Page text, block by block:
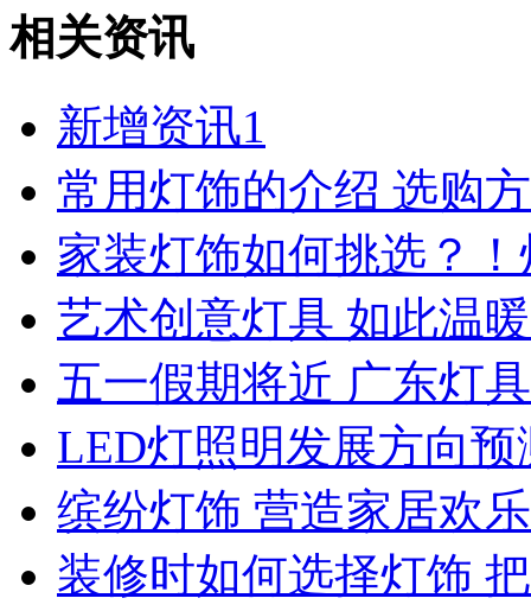
相关资讯
新增资讯1
常用灯饰的介绍 选购
家装灯饰如何挑选？
艺术创意灯具 如此温暖
五一假期将近 广东灯
LED灯照明发展方向预
缤纷灯饰 营造家居欢
装修时如何选择灯饰